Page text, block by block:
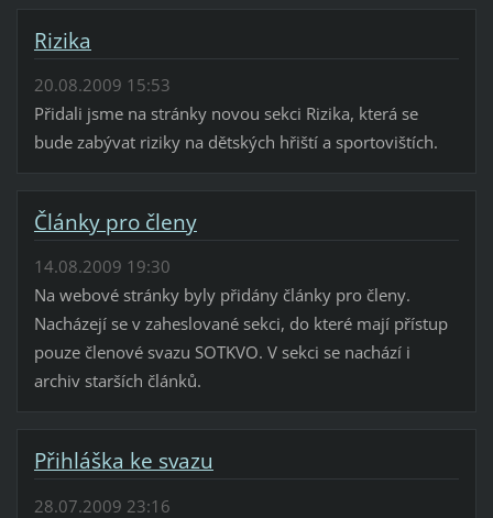
Rizika
20.08.2009 15:53
Přidali jsme na stránky novou sekci Rizika, která se
bude zabývat riziky na dětských hřiští a sportovištích.
Články pro členy
14.08.2009 19:30
Na webové stránky byly přidány články pro členy.
Nacházejí se v zaheslované sekci, do které mají přístup
pouze členové svazu SOTKVO. V sekci se nachází i
archiv starších článků.
Přihláška ke svazu
28.07.2009 23:16